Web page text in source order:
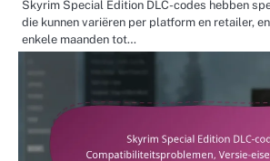
Skyrim Special Edition DLC-codes hebben
die kunnen variëren per platform en retailer,
enkele maanden tot…